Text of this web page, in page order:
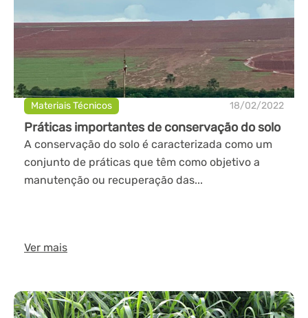
Materiais Técnicos 18/02/2022
Práticas importantes de conservação do solo
A conservação do solo é caracterizada como um
conjunto de práticas que têm como objetivo a
manutenção ou recuperação das...
Ver mais